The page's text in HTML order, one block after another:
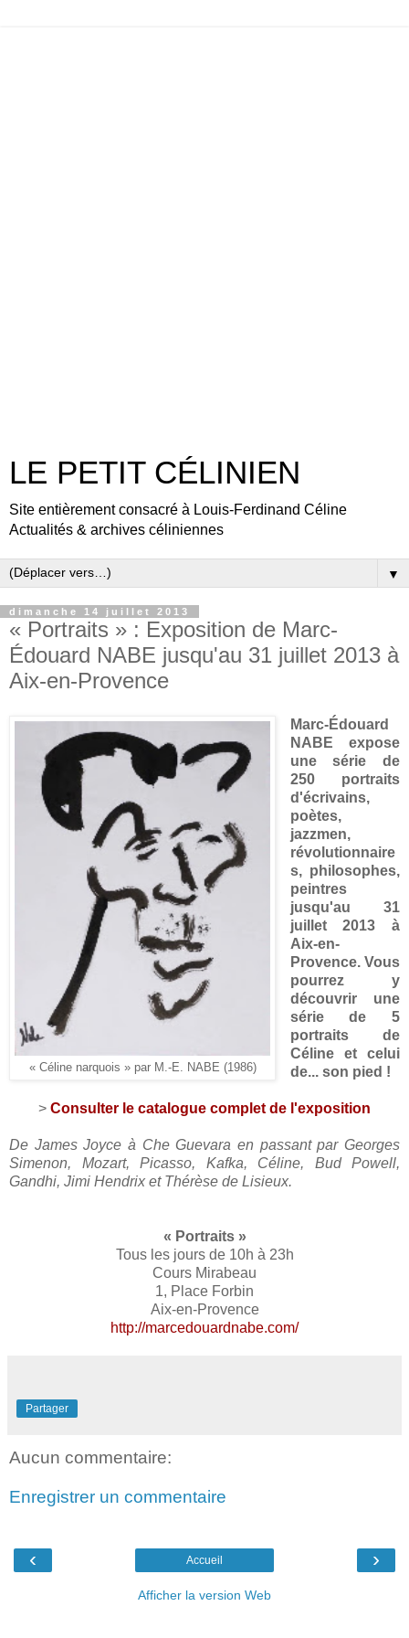
LE PETIT CÉLINIEN
Site entièrement consacré à Louis-Ferdinand Céline
Actualités & archives céliniennes
▼
dimanche 14 juillet 2013
« Portraits » : Exposition de Marc-
Édouard NABE jusqu'au 31 juillet 2013 à
Aix-en-Provence
« Céline narquois » par M.-E. NABE (1986)
Marc-Édouard
NABE expose
une série de
250 portraits
d'écrivains,
poètes,
jazzmen,
révolutionnaire
s, philosophes,
peintres
jusqu'au 31
juillet 2013 à
Aix-en-
Provence. Vous
pourrez y
découvrir une
série de 5
portraits de
Céline et celui
de... son pied !
> Consulter le catalogue complet de l'exposition
De James Joyce à Che Guevara en passant par Georges
Simenon, Mozart, Picasso, Kafka, Céline, Bud Powell,
Gandhi, Jimi Hendrix et Thérèse de Lisieux.
« Portraits »
Tous les jours de 10h à 23h
Cours Mirabeau
1, Place Forbin
Aix-en-Provence
http://marcedouardnabe.com/
Partager
Aucun commentaire:
Enregistrer un commentaire
‹ ›
Accueil
Afficher la version Web